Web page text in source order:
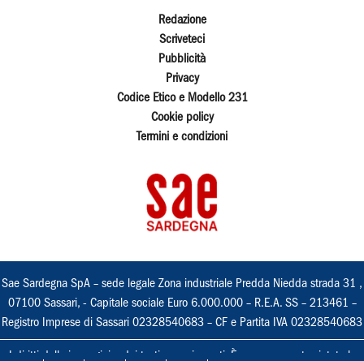
Redazione
Scriveteci
Pubblicità
Privacy
Codice Etico e Modello 231
Cookie policy
Termini e condizioni
Sae Sardegna SpA – sede legale Zona industriale Predda Niedda strada 31 ,
07100 Sassari, - Capitale sociale Euro 6.000.000 – R.E.A. SS – 213461 –
Registro Imprese di Sassari 02328540683 – CF e Partita IVA 02328540683
I diritti delle immagini e dei testi sono riservati. È espressamente vietata la